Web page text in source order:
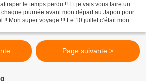
le temps perdu !! Et je vais vous faire un
journée avant mon départ au Japon pour
!! Mon super voyage !!! Le 10 juillet c’était mon
Page suivante >